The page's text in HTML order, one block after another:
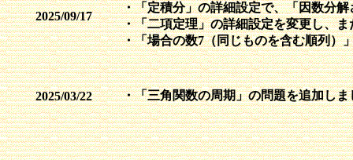
2025/09/17
・「定積分」の詳細設定で、「因数分
・「二項定理」の詳細設定を変更し、
・「場合の数7（同じものを含む順列）
2025/03/22 ・「三角関数の周期」の問題を追加しま